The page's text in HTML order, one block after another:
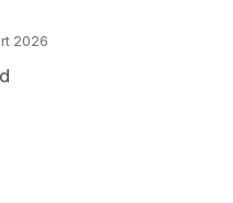
2026